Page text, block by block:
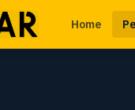
Home